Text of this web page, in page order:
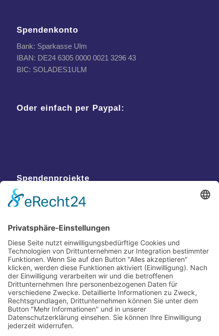
Spendenkonto
Bank: Sparkasse Ulm
IBAN: DE24 6305 0000 0021 3296 43
BIC: SOLADES1ULM
Oder einfach per Paypal:
Spendenprojekte
Kontakt
Postanschrift
Traumkatzen e.V.